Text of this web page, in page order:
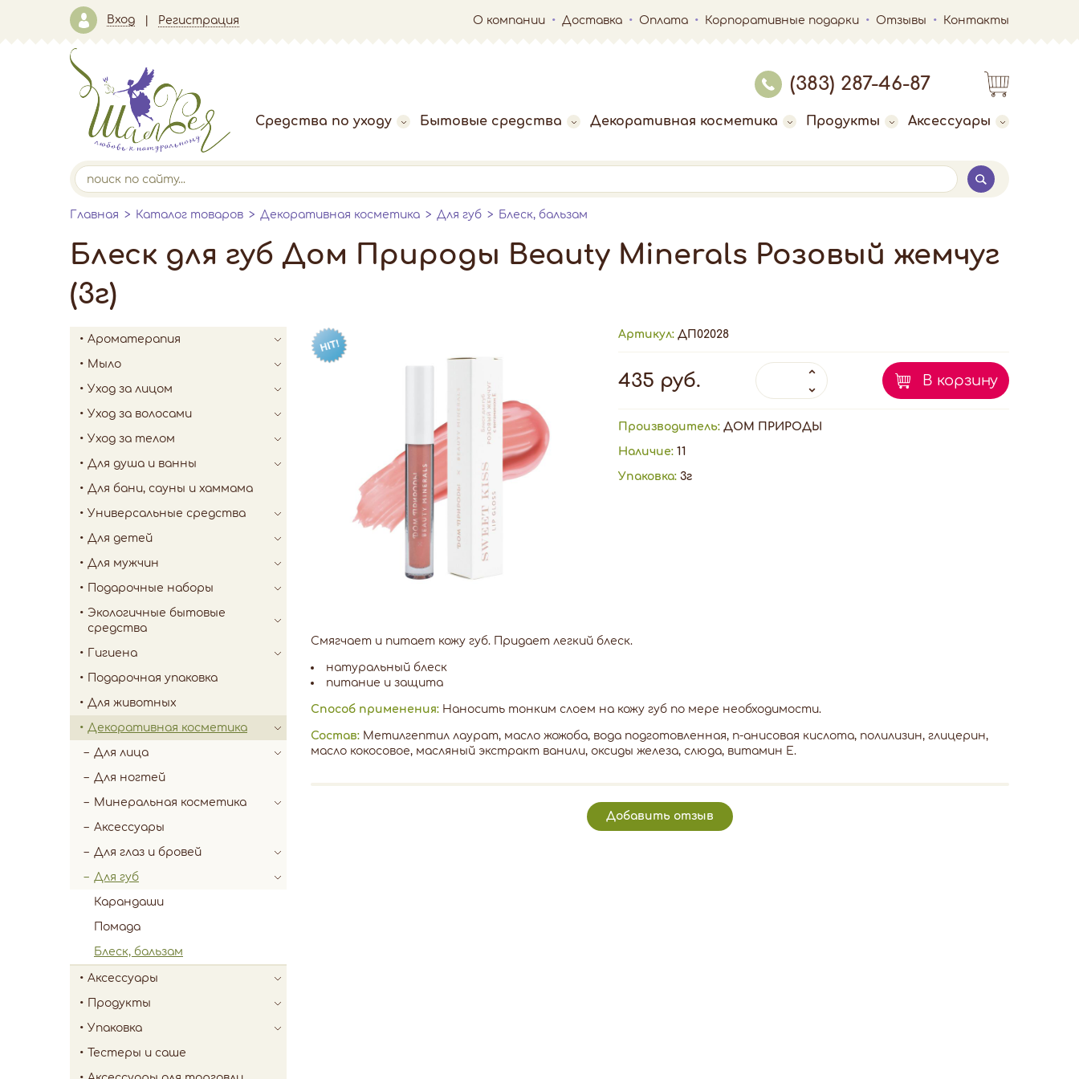
Вход Регистрация О компании Доставка Оплата Корпоративные подарки Отзывы Контакты
(383) 287-46-87
Средства по уходу Бытовые средства Декоративная косметика Продукты Аксессуары
Главная Каталог товаров Декоративная косметика Для губ Блеск, бальзам
Блеск для губ Дом Природы Beauty Minerals Розовый жемчуг
(3г)
Ароматерапия
Мыло
Уход за лицом
Уход за волосами
Уход за телом
Для душа и ванны
Для бани, сауны и хаммама
Универсальные средства
Для детей
Для мужчин
Подарочные наборы
Экологичные бытовые
средства
Гигиена
Подарочная упаковка
Для животных
Декоративная косметика
Для лица
Для ногтей
Минеральная косметика
Аксессуары
Для глаз и бровей
Для губ
Карандаши
Помада
Блеск, бальзам
Аксессуары
Продукты
Упаковка
Тестеры и саше
Артикул:ДП02028
435 руб. В корзину
Производитель: ДОМ ПРИРОДЫ
Наличие:11
Упаковка:3г
Смягчает и питает кожу губ. Придает легкий блеск.
натуральный блеск
питание и защита
Способ применения: Наносить тонким слоем на кожу губ по мере необходимости.
Состав: Метилгептил лаурат, масло жожоба, вода подготовленная, п-анисовая кислота, полилизин, глицерин,
масло кокосовое, масляный экстракт ванили, оксиды железа, слюда, витамин Е.
Добавить отзыв